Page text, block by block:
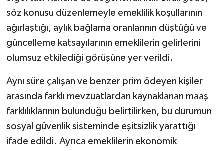
söz konusu düzenlemeyle emeklilik koşullarının
ağırlaştığı, aylık bağlama oranlarının düştüğü ve
güncelleme katsayılarının emeklilerin gelirlerini
olumsuz etkilediği görüşüne yer verildi.
Aynı süre çalışan ve benzer prim ödeyen kişiler
arasında farklı mevzuatlardan kaynaklanan maaş
farklılıklarının bulunduğu belirtilirken, bu durumun
sosyal güvenlik sisteminde eşitsizlik yarattığı
ifade edildi. Ayrıca emeklilerin ekonomik